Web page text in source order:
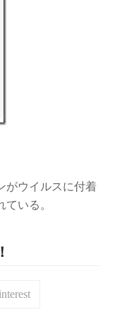
がウイルスに付着
いる。